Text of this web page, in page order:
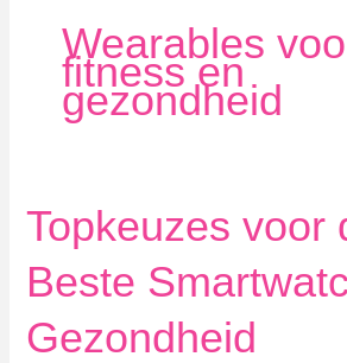
Wearables
fitness en
gezondheid
Topkeuzes voor
Beste
Gezondheid